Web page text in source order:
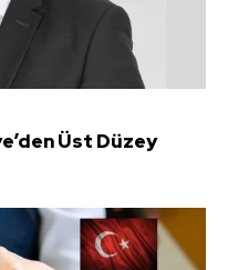
Üst Düzey